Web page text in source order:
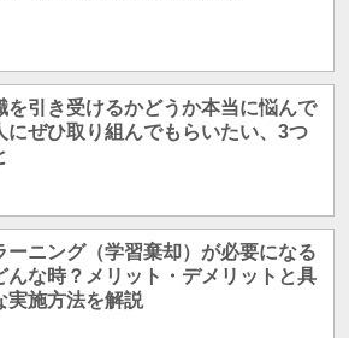
を引き受けるかどうか本当に悩んで
にぜひ取り組んでもらいたい、3つ
ーニング（学習棄却）が必要になる
んな時？メリット・デメリットと具
実施方法を解説